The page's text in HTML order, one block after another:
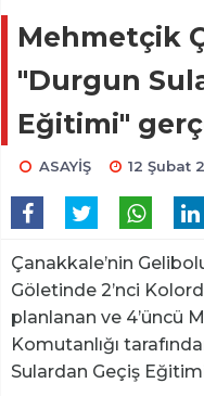
Mehmetçik
"Durgun
Eğitimi"
ASAYİŞ 12 Şubat
Çanakkale’nin
Göletinde 2’nci
planlanan ve 4’üncü
Komutanlığı
Sulardan Geçiş